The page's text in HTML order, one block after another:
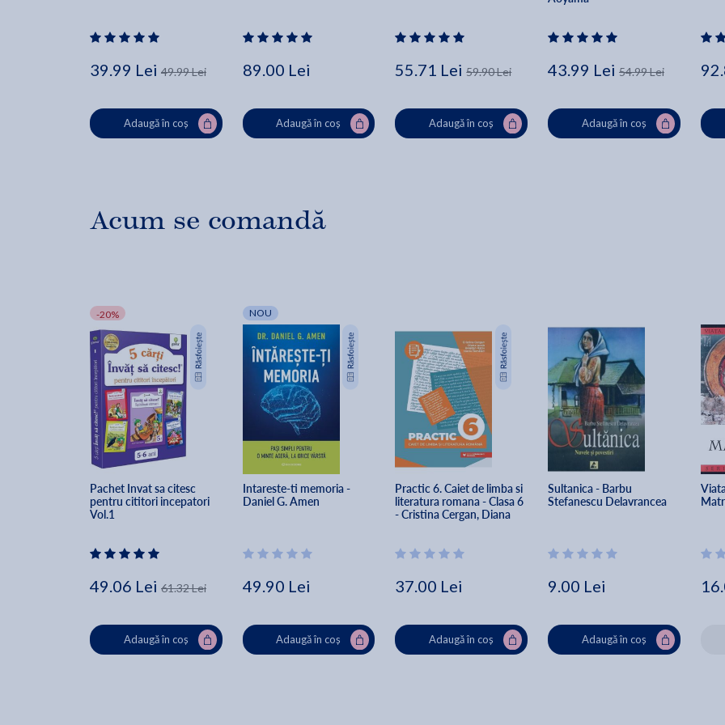
39.99 Lei 49.99 Lei
Adaugă în coș
89.00 Lei
Adaugă în coș
55.71 Lei 59.90 Lei
Adaugă în coș
43.99 Lei 54.99 Lei
Adaugă în coș
Acum se comandă
-20%
Pachet Invat sa citesc
pentru cititori incepatori
Vol.1
49.06 Lei 61.32 Lei
Adaugă în coș
NOU
Intareste-ti memoria -
Daniel G. Amen
49.90 Lei
Adaugă în coș
Practic 6. Caiet de limba si
literatura romana - Clasa 6
- Cristina Cergan, Diana
37.00 Lei
Adaugă în coș
Sultanica - Barbu
Stefanescu Delavrancea
9.00 Lei
Adaugă în coș